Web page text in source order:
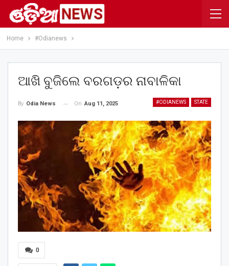
Home #Odianews
ଆଖି ବୁଜିଲେ ବରଗଡ଼ର ନାବାଳିକା
#ODIANEWS STATE
By Odia News On Aug 11, 2025
0